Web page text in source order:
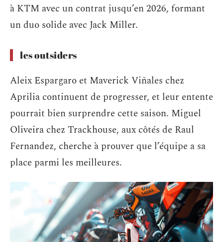
à KTM avec un contrat jusqu’en 2026, formant
un duo solide avec Jack Miller.
les outsiders
Aleix Espargaro et Maverick Viñales chez
Aprilia continuent de progresser, et leur entente
pourrait bien surprendre cette saison. Miguel
Oliveira chez Trackhouse, aux côtés de Raul
Fernandez, cherche à prouver que l’équipe a sa
place parmi les meilleures.